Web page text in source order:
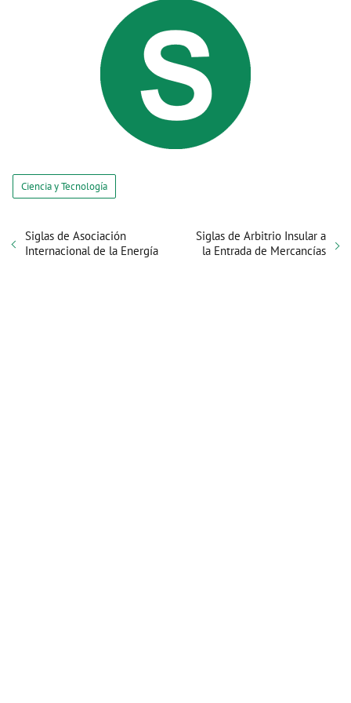
Ciencia y Tecnología
Siglas de Asociación
Internacional de la Energía
Siglas de Arbitrio Insular a
la Entrada de Mercancías